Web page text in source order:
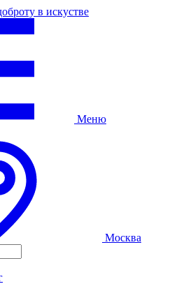
в искустве
Меню
Москва